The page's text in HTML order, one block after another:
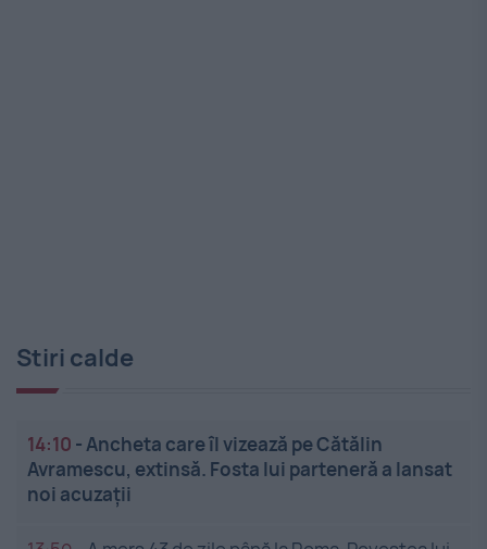
Stiri calde
14:10 -Ancheta care îl vizează pe Cătălin
Avramescu, extinsă. Fosta lui parteneră a lansat
noi acuzații